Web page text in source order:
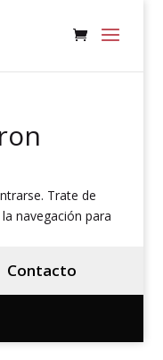
Trate de
navegación para
Contacto